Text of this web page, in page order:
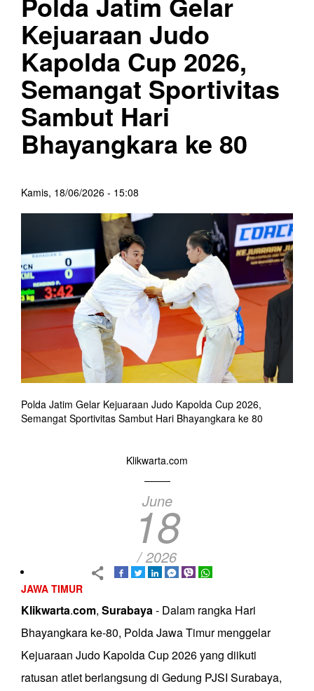
Kejuaraan Judo
Kapolda Cup 2026,
Semangat Sportivitas
Sambut Hari
Bhayangkara ke 80
Kamis, 18/06/2026 - 15:08
Polda Jatim Gelar Kejuaraan Judo Kapolda Cup 2026,
Semangat Sportivitas Sambut Hari Bhayangkara ke 80
Klikwarta.com
June
18
/ 2026
JAWA TIMUR
Klikwarta.com, Surabaya- Dalam rangka Hari
Bhayangkara ke-80, Polda Jawa Timur menggelar
Kejuaraan Judo Kapolda Cup 2026 yang diikuti
ratusan atlet berlangsung di Gedung PJSI Surabaya,